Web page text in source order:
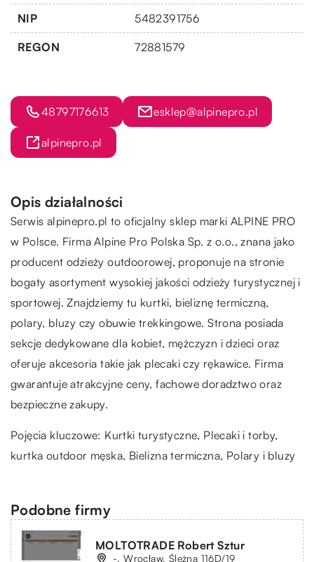
NIP 5482391756
REGON 72881579
48797176613 esklep@alpinepro.pl
alpinepro.pl
Opis działalności
Serwis alpinepro.pl to oficjalny sklep marki ALPINE PRO
w Polsce. Firma Alpine Pro Polska Sp. z o.o., znana jako
producent odzieży outdoorowej, proponuje na stronie
bogaty asortyment wysokiej jakości odzieży turystycznej i
sportowej. Znajdziemy tu kurtki, bieliznę termiczną,
polary, bluzy czy obuwie trekkingowe. Strona posiada
sekcje dedykowane dla kobiet, mężczyzn i dzieci oraz
oferuje akcesoria takie jak plecaki czy rękawice. Firma
gwarantuje atrakcyjne ceny, fachowe doradztwo oraz
bezpieczne zakupy.
Pojęcia kluczowe: Kurtki turystyczne, Plecaki i torby,
kurtka outdoor męska, Bielizna termiczna, Polary i bluzy
Podobne firmy
MOLTOTRADE Robert Sztur
-, Wrocław, Ślężna 116D/19